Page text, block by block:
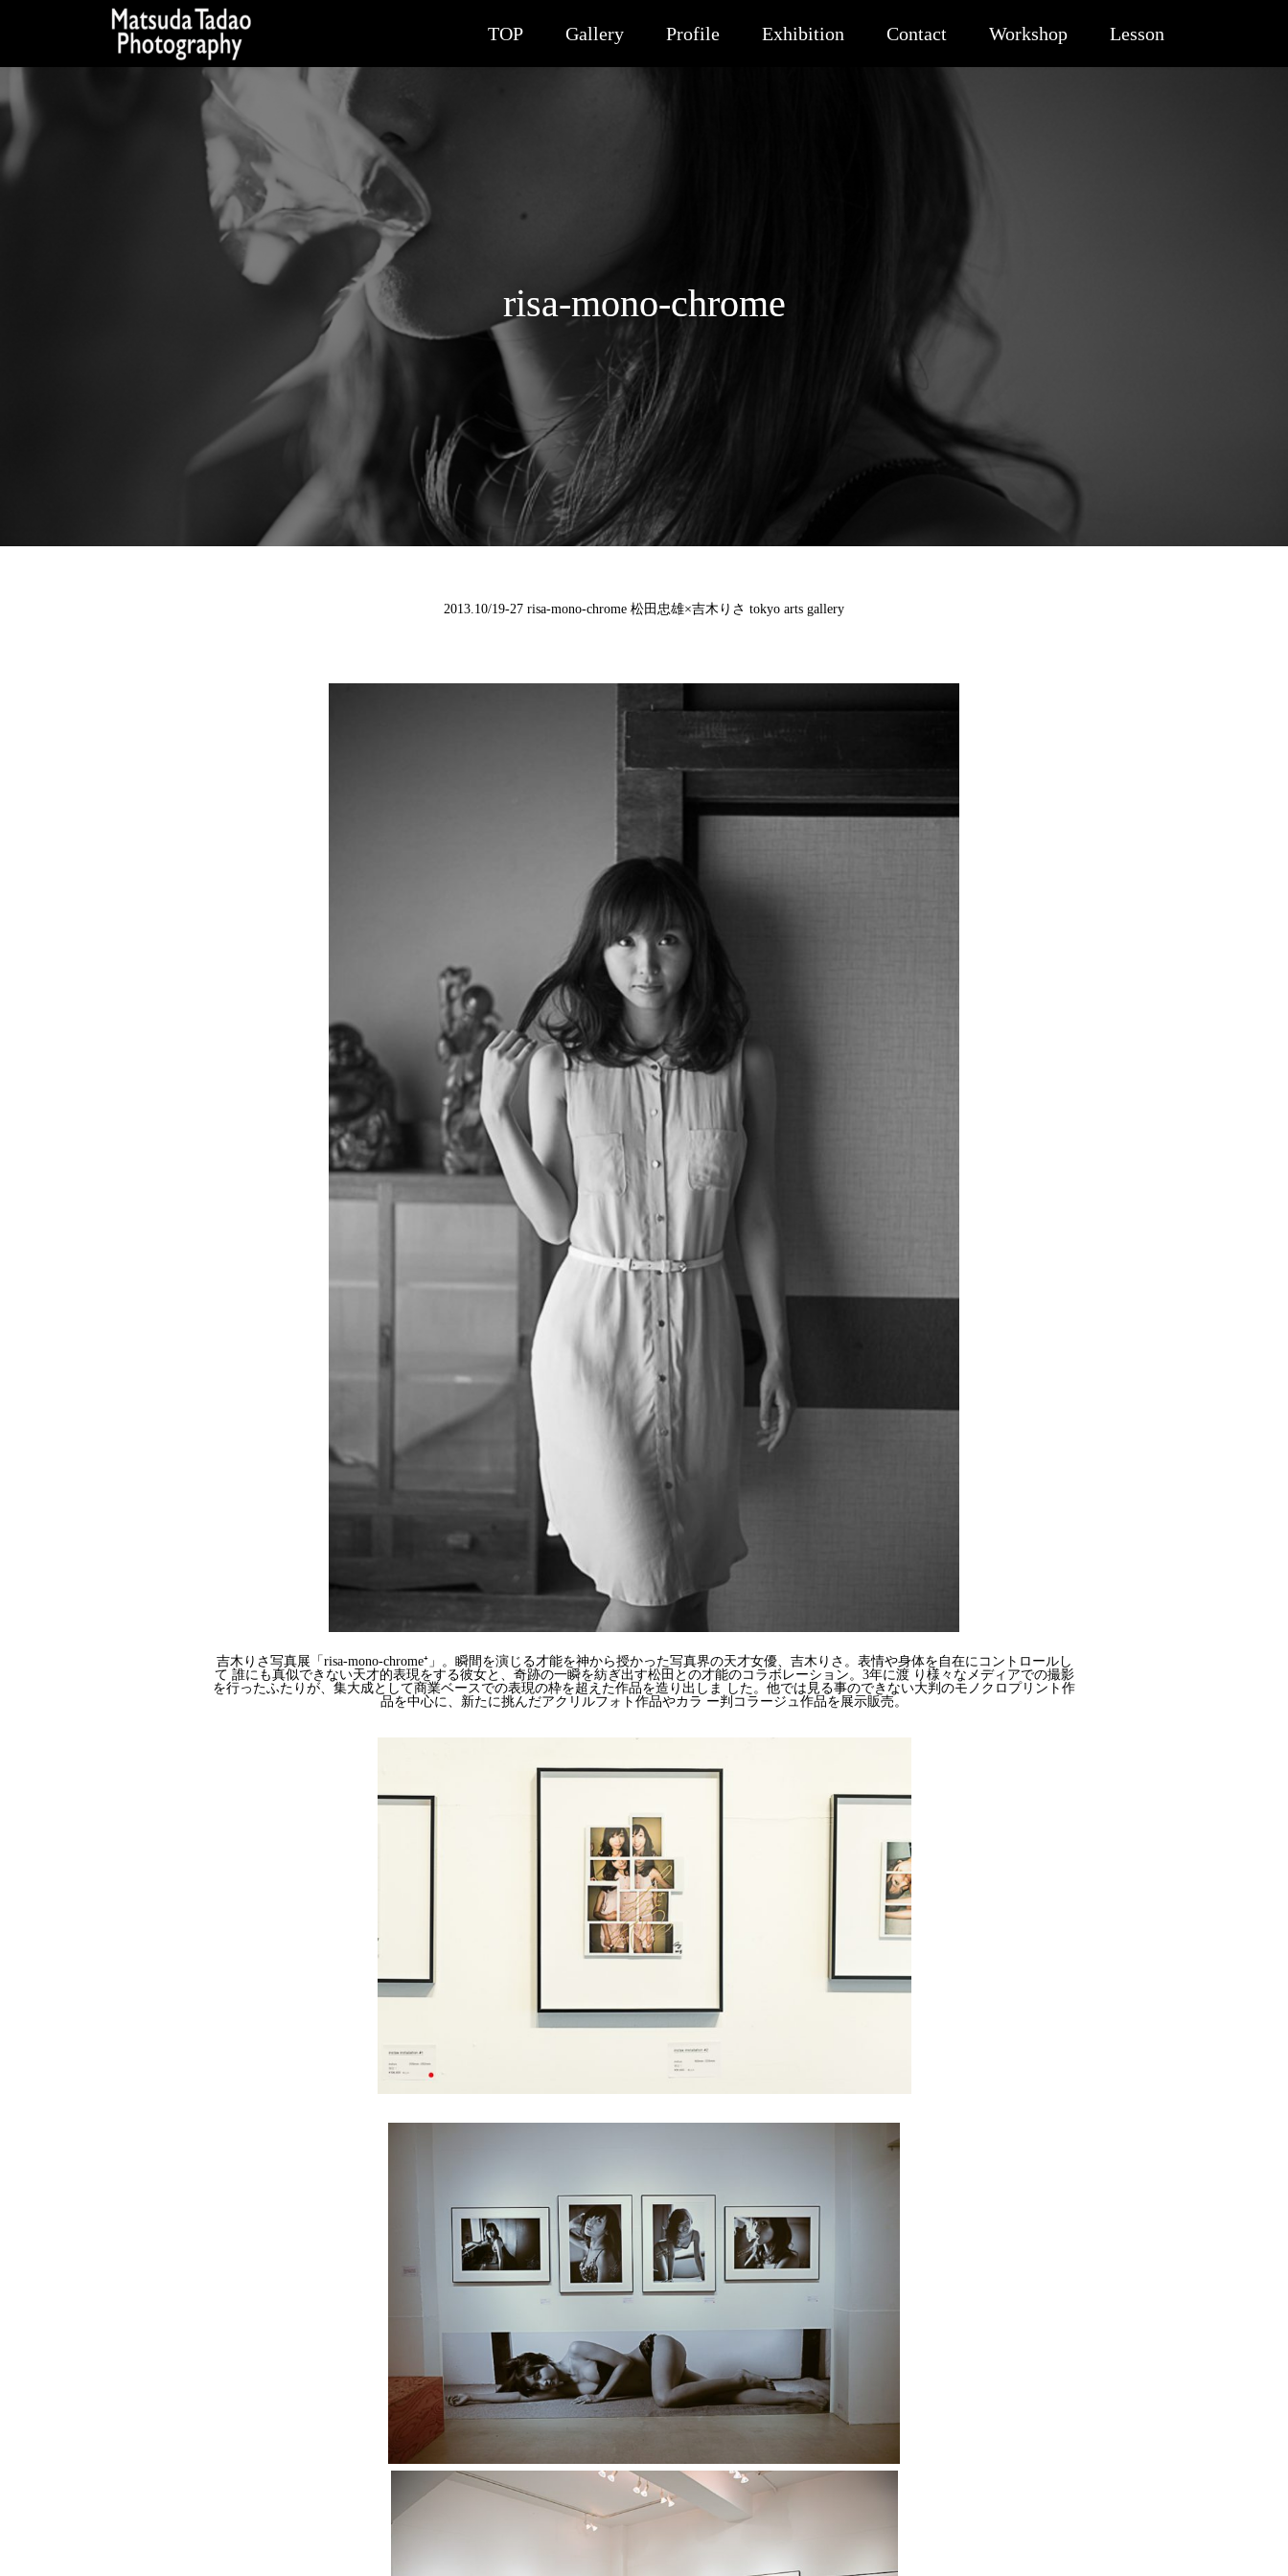
TOP Gallery Profile Exhibition Contact Workshop Lesson
risa-mono-chrome
2013.10/19-27 risa-mono-chrome 松田忠雄×吉木りさ tokyo arts gallery
吉木りさ写真展「 risa-mono-chrome⁺」。瞬間を演じる才能を神から授かった写真界の天才女優、吉木りさ。表情や身体を自在にコントロールし
て 誰にも真似できない天才的表現をする彼女と、奇跡の一瞬を紡ぎ出す松田との才能のコラボレーション。 3年に渡 り様々なメディアでの撮影
を行ったふたりが、集大成として商業ベースでの表現の枠を超えた作品を造り出しま
した。他では見る事のできない大判のモノクロプリント作
品を中心に、新たに挑んだアクリルフォト作品やカラ ー判コラージュ作品を展示販売。